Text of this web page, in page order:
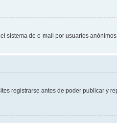
sistema de e-mail por usuarios anónimos.
registrarse antes de poder publicar y